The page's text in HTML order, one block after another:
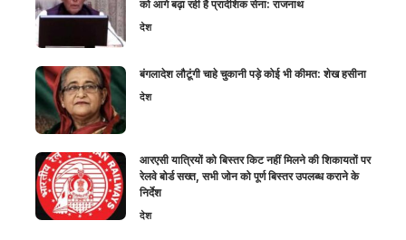
को आगे बढ़ा रही है प्रादेशिक सेना: राजनाथ
देश
बंगलादेश लौटूंगी चाहे चुकानी पड़े कोई भी कीमत: शेख हसीना
देश
आरएसी यात्रियों को बिस्तर किट नहीं मिलने की शिकायतों पर
रेलवे बोर्ड सख्त, सभी जोन को पूर्ण बिस्तर उपलब्ध कराने के
निर्देश
देश